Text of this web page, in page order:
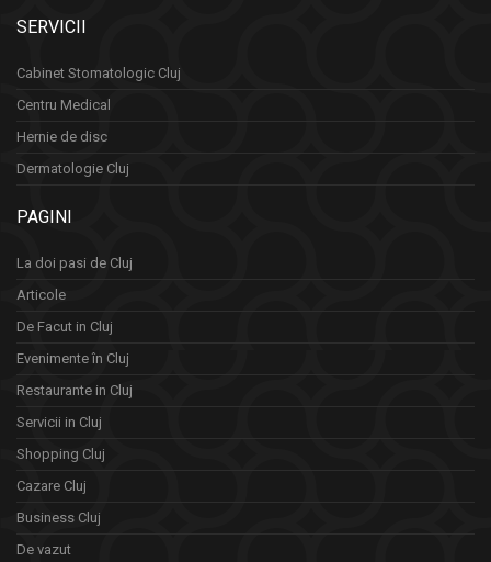
SERVICII
Cabinet Stomatologic Cluj
Centru Medical
Hernie de disc
Dermatologie Cluj
PAGINI
La doi pasi de Cluj
Articole
De Facut in Cluj
Evenimente în Cluj
Restaurante in Cluj
Servicii in Cluj
Shopping Cluj
Cazare Cluj
Business Cluj
De vazut